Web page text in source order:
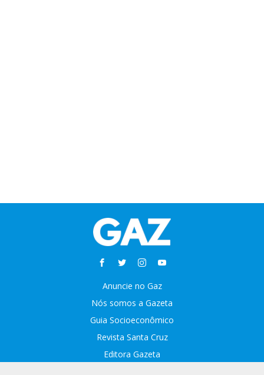
Anuncie no Gaz
Nós somos a Gazeta
Guia Socioeconômico
Revista Santa Cruz
Editora Gazeta